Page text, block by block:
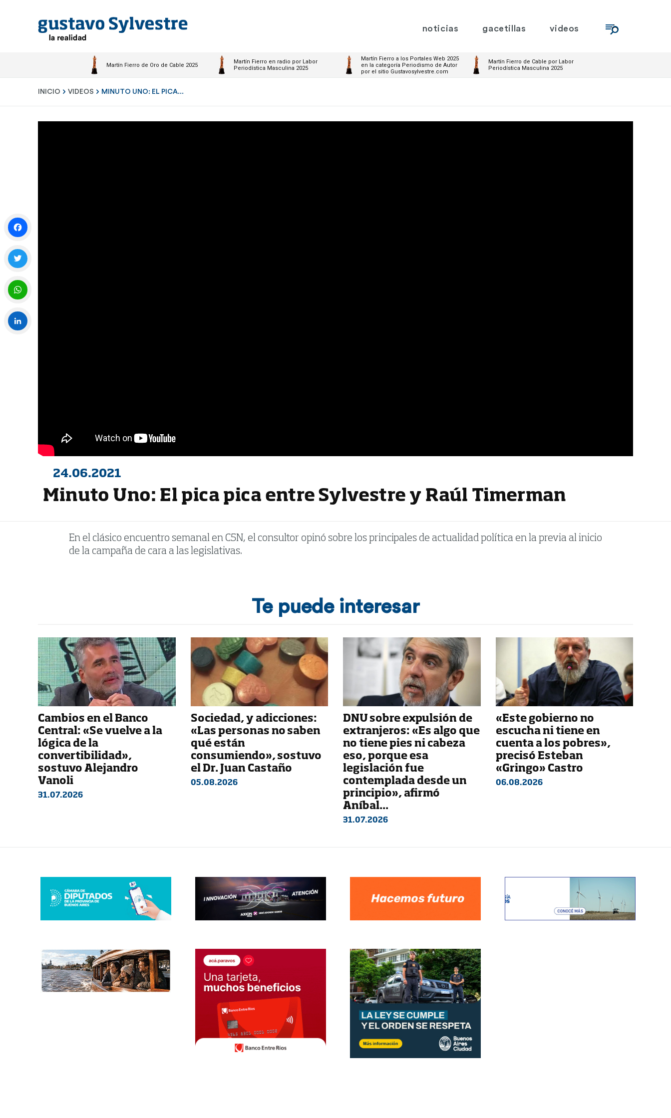
noticias gacetillas videos
Martín Fierro de Oro de Cable 2025
Martín Fierro en radio por Labor
Periodística Masculina 2025
Martín Fierro a los Portales Web 2025
en la categoría Periodismo de Autor
por el sitio Gustavosylvestre.com
Martín Fierro de Cable por Labor
Periodística Masculina 2025
INICIO VIDEOS MINUTO UNO: EL PICA...
24.06.2021
Minuto Uno: El pica pica entre Sylvestre y Raúl Timerman
En el clásico encuentro semanal en C5N, el consultor opinó sobre los principales de actualidad política en la previa al inicio
de la campaña de cara a las legislativas.
Te puede interesar
Cambios en el Banco
Central: «Se vuelve a la
lógica de la
convertibilidad»,
sostuvo Alejandro
Vanoli
31.07.2026
Sociedad, y adicciones:
«Las personas no saben
qué están
consumiendo», sostuvo
el Dr. Juan Castaño
05.08.2026
DNU sobre expulsión de
extranjeros: «Es algo que
no tiene pies ni cabeza
eso, porque esa
legislación fue
contemplada desde un
principio», afirmó
Aníbal...
31.07.2026
«Este gobierno no
escucha ni tiene en
cuenta a los pobres»,
precisó Esteban
«Gringo» Castro
06.08.2026
Facebook
Twitter
WhatsApp